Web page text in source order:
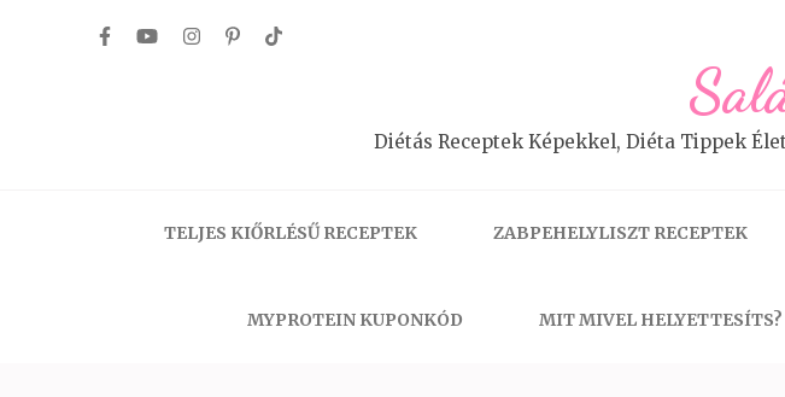
Diétás Receptek Képekkel, Diéta Tippek
TELJES KIŐRLÉSŰ RECEPTEK ZABPEHELYLISZT RECEPTEK
MYPROTEIN KUPONKÓD MIT MIVEL HELYETTESÍTS?